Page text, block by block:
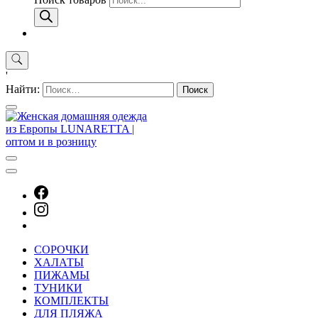
'
Найти:
СОРОЧКИ
ХАЛАТЫ
ПИЖАМЫ
ТУНИКИ
КОМПЛЕКТЫ
ДЛЯ ПЛЯЖА